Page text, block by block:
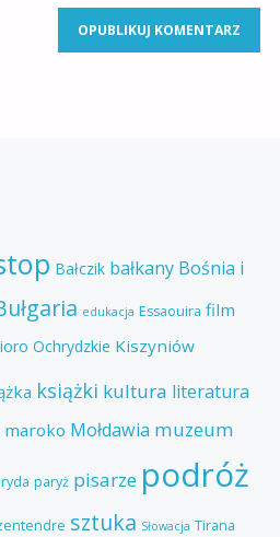
Bałczik bałkany Bośnia i
edukacja Essaouira film
Ochrydzkie Kiszyniów
książki kultura literatura
maroko Mołdawia muzeum
paryż pisarze podróż
sztuka Słowacja Tirana